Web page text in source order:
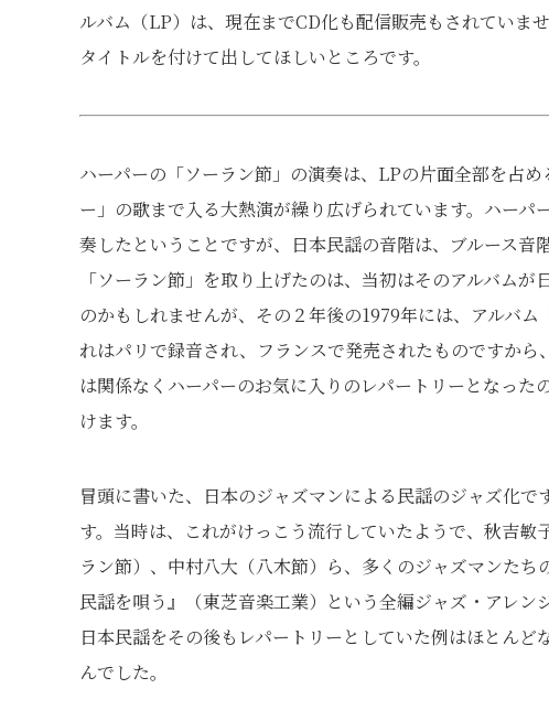
ルバム（LP）は、現在までCD化も配信販売もされていま
タイトルを付けて出してほしいところです。
ハーパーの「ソーラン節」の演奏は、LPの片面全部を占
ー」の歌まで入る大熱演が繰り広げられています。ハー
奏したということですが、日本民謡の音階は、ブルース
「ソーラン節」を取り上げたのは、当初はそのアルバム
のかもしれませんが、その２年後の1979年には、アルバ
れはパリで録音され、フランスで発売されたものですか
は関係なくハーパーのお気に入りのレパートリーとなっ
けます。
冒頭に書いた、日本のジャズマンによる民謡のジャズ化
す。当時は、これがけっこう流行していたようで、秋吉
ラン節）、中村八大（八木節）ら、多くのジャズマンた
民謡を唄う』（東芝音楽工業）という全編ジャズ・アレン
日本民謡をその後もレパートリーとしていた例はほとん
んでした。